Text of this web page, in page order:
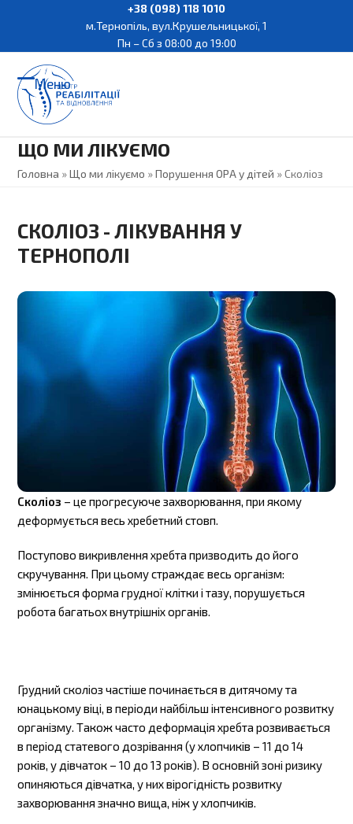
+38 (098) 118 1010
м.Тернопіль, вул.Крушельницької, 1
Пн – Сб з 08:00 до 19:00
Меню
Open
mobile
menu
Close
mobile
menu
ЩО МИ ЛІКУЄМО
Головна »Що ми лікуємо »Порушення ОРА у дітей »Сколіоз
СКОЛІОЗ - ЛІКУВАННЯ У
ТЕРНОПОЛІ
Сколіоз – це прогресуюче захворювання, при якому
деформується весь хребетний стовп.
Поступово викривлення хребта призводить до його
скручування. При цьому страждає весь організм:
змінюється форма грудної клітки і тазу, порушується
робота багатьох внутрішніх органів.
Грудний сколіоз частіше починається в дитячому та
юнацькому віці, в періоди найбільш інтенсивного розвитку
організму. Також часто деформація хребта розвивається
в період статевого дозрівання (у хлопчиків – 11 до 14
років, у дівчаток – 10 до 13 років). В основній зоні ризику
опиняються дівчатка, у них вірогідність розвитку
захворювання значно вища, ніж у хлопчиків.